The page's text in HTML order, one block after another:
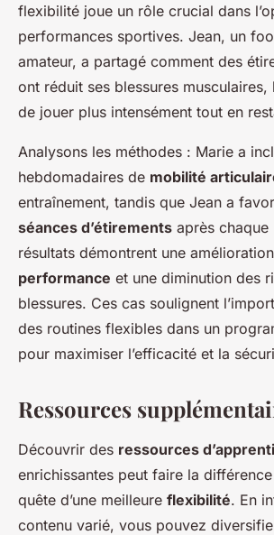
flexibilité joue un rôle crucial dans
performances sportives. Jean, un
amateur, a partagé comment des
ont réduit ses blessures musculaires,
de jouer plus intensément tout en
Analysons les méthodes : Marie a
hebdomadaires de mobilité
entraînement, tandis que Jean a
séances d’étirements après chaque
résultats démontrent une
performance et une diminution des
blessures. Ces cas soulignent
des routines flexibles dans un
pour maximiser l’efficacité et la
Ressources
Découvrir des ressources
enrichissantes peut faire la
quête d’une meilleure flexibilité. En
contenu varié, vous pouvez